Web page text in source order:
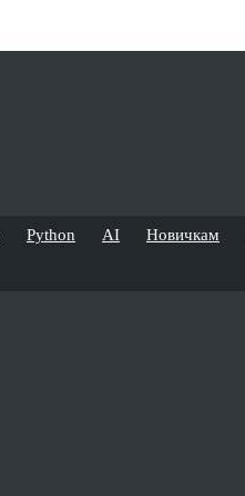
Python AI Новичкам